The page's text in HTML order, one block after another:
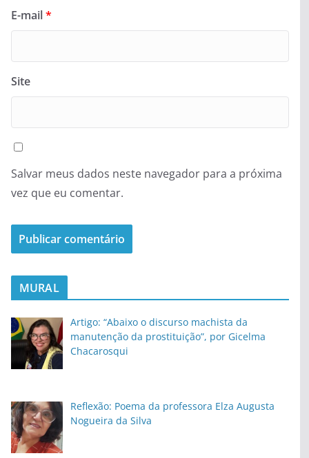
E-mail*
Site
Salvar meus dados neste navegador para a próxima
vez que eu comentar.
MURAL
Artigo: “Abaixo o discurso machista da
manutenção da prostituição”, por Gicelma
Chacarosqui
Reflexão: Poema da professora Elza Augusta
Nogueira da Silva